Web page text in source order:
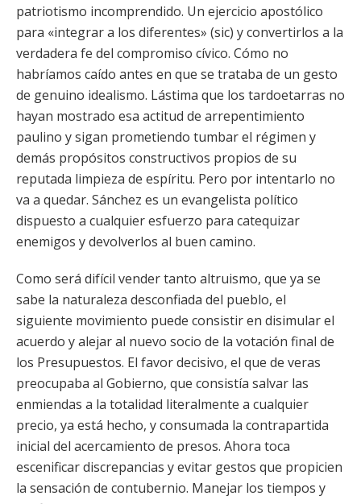
patriotismo incomprendido. Un ejercicio apostólico
para «integrar a los diferentes» (sic) y convertirlos a la
verdadera fe del compromiso cívico. Cómo no
habríamos caído antes en que se trataba de un gesto
de genuino idealismo. Lástima que los tardoetarras no
hayan mostrado esa actitud de arrepentimiento
paulino y sigan prometiendo tumbar el régimen y
demás propósitos constructivos propios de su
reputada limpieza de espíritu. Pero por intentarlo no
va a quedar. Sánchez es un evangelista político
dispuesto a cualquier esfuerzo para catequizar
enemigos y devolverlos al buen camino.
Como será difícil vender tanto altruismo, que ya se
sabe la naturaleza desconfiada del pueblo, el
siguiente movimiento puede consistir en disimular el
acuerdo y alejar al nuevo socio de la votación final de
los Presupuestos. El favor decisivo, el que de veras
preocupaba al Gobierno, que consistía salvar las
enmiendas a la totalidad literalmente a cualquier
precio, ya está hecho, y consumada la contrapartida
inicial del acercamiento de presos. Ahora toca
escenificar discrepancias y evitar gestos que propicien
la sensación de contubernio. Manejar los tiempos y